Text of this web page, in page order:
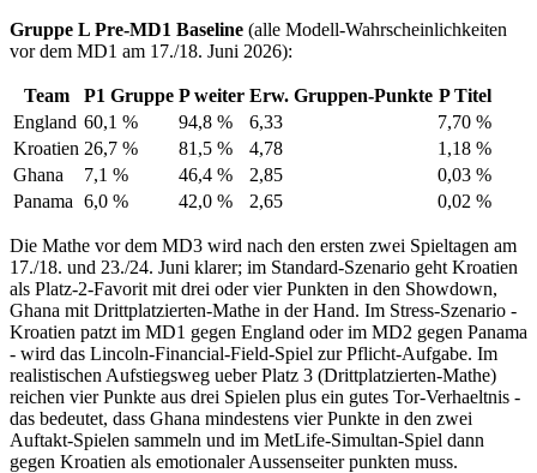
Gruppe L Pre-MD1 Baseline (alle Modell-Wahrscheinlichkeiten
vor dem MD1 am 17./18. Juni 2026):
Team P1 Gruppe P weiter Erw. Gruppen-Punkte P Titel
England 60,1 % 94,8 % 6,33
7,70 %
Kroatien 26,7 % 81,5 % 4,78
1,18 %
Ghana
7,1 % 46,4 % 2,85
0,03 %
Panama 6,0 % 42,0 % 2,65 0,02 %
Die Mathe vor dem MD3 wird nach den ersten zwei Spieltagen am
17./18. und 23./24. Juni klarer; im Standard-Szenario geht Kroatien
als Platz-2-Favorit mit drei oder vier Punkten in den Showdown,
Ghana mit Drittplatzierten-Mathe in der Hand. Im Stress-Szenario -
Kroatien patzt im MD1 gegen England oder im MD2 gegen Panama
- wird das Lincoln-Financial-Field-Spiel zur Pflicht-Aufgabe. Im
realistischen Aufstiegsweg ueber Platz 3 (Drittplatzierten-Mathe)
reichen vier Punkte aus drei Spielen plus ein gutes Tor-Verhaeltnis -
das bedeutet, dass Ghana mindestens vier Punkte in den zwei
Auftakt-Spielen sammeln und im MetLife-Simultan-Spiel dann
gegen Kroatien als emotionaler Aussenseiter punkten muss.